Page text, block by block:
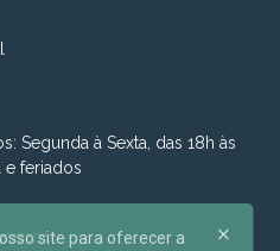
Segunda à Sexta, das 18h às
e feriados
site para oferecer a